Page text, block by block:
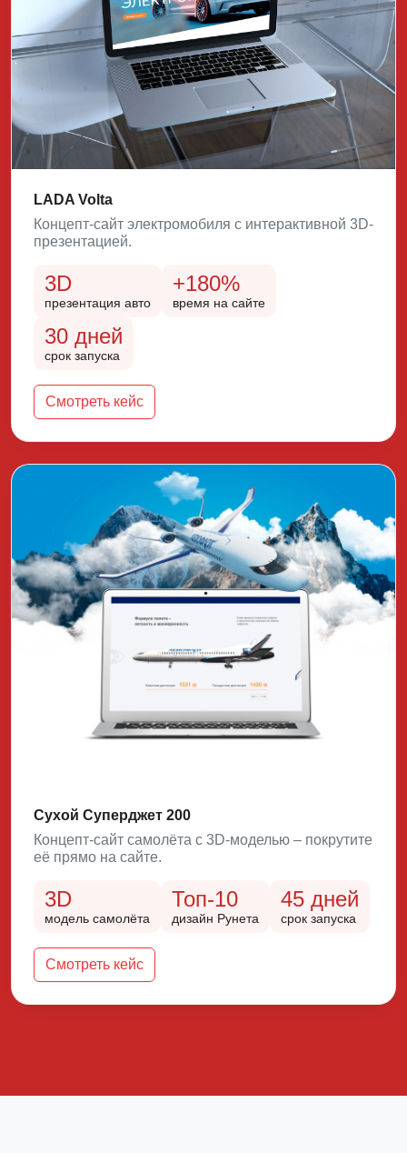
LADA Volta
Концепт-сайт электромобиля с интерактивной 3D-
презентацией.
3D
презентация авто
+180%
время на сайте
30 дней
срок запуска
Смотреть кейс
Сухой Суперджет 200
Концепт-сайт самолёта с 3D-моделью – покрутите
её прямо на сайте.
3D
модель самолёта
Топ-10
дизайн Рунета
45 дней
срок запуска
Смотреть кейс